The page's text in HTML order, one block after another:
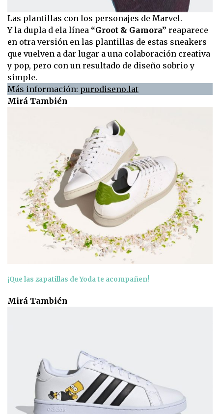
Las plantillas con los personajes de Marvel.
Y la dupla d ela línea “Groot & Gamora” reaparece
en otra versión en las plantillas de estas sneakers
que vuelven a dar lugar a una colaboración creativa
y pop, pero con un resultado de diseño sobrio y
simple.
Más información: purodiseno.lat
Mirá También
¡Que las zapatillas de Yoda te acompañen!
Mirá También